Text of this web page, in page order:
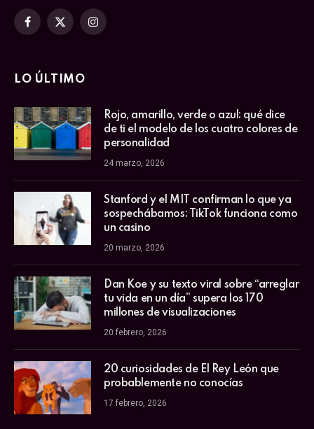
Facebook
X
Instagram
LO ÚLTIMO
Rojo, amarillo, verde o azul: qué dice
de ti el modelo de los cuatro colores de
personalidad
24 marzo, 2026
Stanford y el MIT confirman lo que ya
sospechábamos: TikTok funciona como
un casino
20 marzo, 2026
Dan Koe y su texto viral sobre “arreglar
tu vida en un día” supera los 170
millones de visualizaciones
20 febrero, 2026
20 curiosidades de El Rey León que
probablemente no conocías
17 febrero, 2026